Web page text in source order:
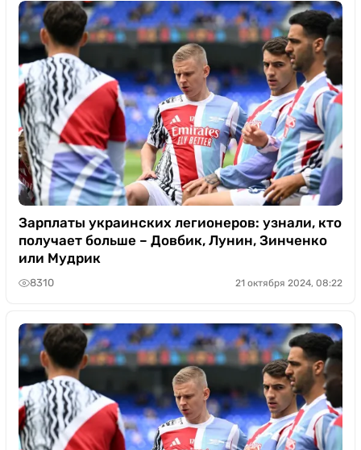
Зарплаты украинских легионеров: узнали, кто
получает больше – Довбик, Лунин, Зинченко
или Мудрик
8310 21 октября 2024, 08:22